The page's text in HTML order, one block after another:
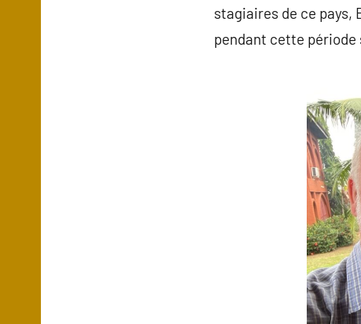
stagiaires de ce pays,
pendant cette période